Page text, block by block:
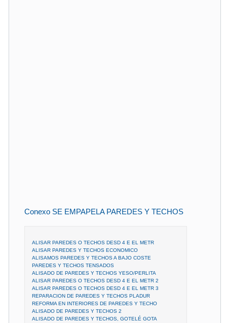
Conexo SE EMPAPELA PAREDES Y TECHOS
ALISAR PAREDES O TECHOS DESD 4 E EL METR
ALISAR PAREDES Y TECHOS ECONOMICO
ALISAMOS PAREDES Y TECHOS A BAJO COSTE
PAREDES Y TECHOS TENSADOS
ALISADO DE PAREDES Y TECHOS YESO/PERLITA
ALISAR PAREDES O TECHOS DESD 4 E EL METR 2
ALISAR PAREDES O TECHOS DESD 4 E EL METR 3
REPARACION DE PAREDES Y TECHOS PLADUR
REFORMA EN INTERIORES DE PAREDES Y TECHO
ALISADO DE PAREDES Y TECHOS 2
ALISADO DE PAREDES Y TECHOS, GOTELÉ GOTA